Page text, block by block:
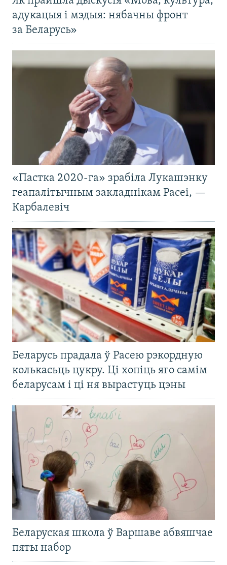
адукацыя і мэдыя: нябачны фронт
за Беларусь»
«Пастка 2020-га» зрабіла Лукашэнку
геапалітычным закладнікам Расеі, —
Карбалевіч
Беларусь прадала ў Расею рэкордную
колькасьць цукру. Ці хопіць яго самім
беларусам і ці ня вырастуць цэны
Беларуская школа ў Варшаве абвяшчае
пяты набор